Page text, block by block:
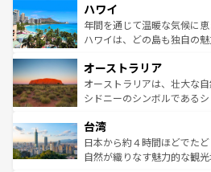
ば市内交通費無料で観光を楽しむ
着のスイス情報はコンテンツ
のような巨大都市は、観光、
ンメントが詰まった刺激的
西部には大自然が広がり、
部のニューオーリンズでは、
文化が魅力。旅行者はアメ
しみながら、その多様性と
ならではの贅沢な旅のスタイルだ。 なお、新着
情報はコンテンツ一覧を参
ハワイ
年間を通じて温暖な気候に
ハワイは、どの島も独自の
ワイ島は見逃せない。また、
島だが、静かな自然を求め
おすすめ。エメラルドグリ
れるおもてなしの心で訪れ
人々、おいしいローカルフ
ク、伝統的なフラダンスな
オーストラリア
オーストラリアは、壮大な
シドニーのシンボルである
リアリーフや大陸中央部にそ
ク）、タスマニアの美しい
ど、見どころがたくさん。
台湾
日本から約４時間ほどでた
自然が織りなす魅力的な観